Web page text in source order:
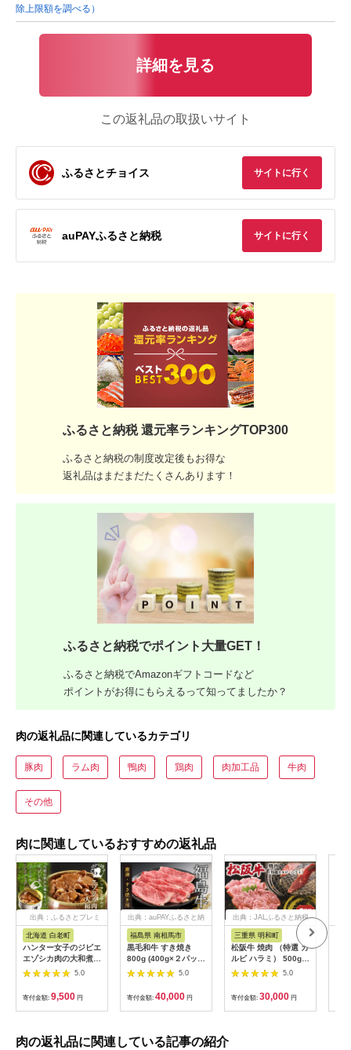
除上限額を調べる）
詳細を見る
この返礼品の取扱いサイト
ふるさとチョイス サイトに行く
auPAYふるさと納税 サイトに行く
ふるさと納税 還元率ランキングTOP300
ふるさと納税の制度改定後もお得な
返礼品はまだまだたくさんあります！
ふるさと納税でポイント大量GET！
ふるさと納税でAmazonギフトコードなど
ポイントがお得にもらえるって知ってましたか？
肉の返礼品に関連しているカテゴリ
豚肉 ラム肉 鴨肉 鶏肉 肉加工品 牛肉
その他
肉に関連しているおすすめの返礼品
出典：ふるさとプレミ
北海道 白老町
ハンター女子のジビエ
エゾシカ肉の大和煮 6
缶セット AI0335.0
寄付金額: 9,500 円
出典：auPAYふるさと納
福島県 南相馬市
黒毛和牛 すき焼き
800g (400g×２パッ
ク) 福島牛 | 国産 肉
和牛 牛肉 霜降り 赤身
お肉 ギフト お取り寄
せ プレゼント 今野畜
産 福島 bp002-aa
5.0
寄付金額: 40,000 円
出典：JALふるさと納税
三重県 明和町
松阪牛 焼肉 （特選 カ
ルビ ハラミ） 500g
肉 牛 牛肉 和牛 ブラ
ンド牛 高級 国産 霜降
り 冷凍 ふるさと 人気
焼肉 焼肉用 BBQ バ
ーベキュー SS38
5.0
寄付金額: 30,000 円
肉の返礼品に関連している記事の紹介